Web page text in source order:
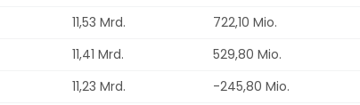
11,53 Mrd. 722,10 Mio.
11,41 Mrd. 529,80 Mio.
11,23 Mrd. -245,80 Mio.